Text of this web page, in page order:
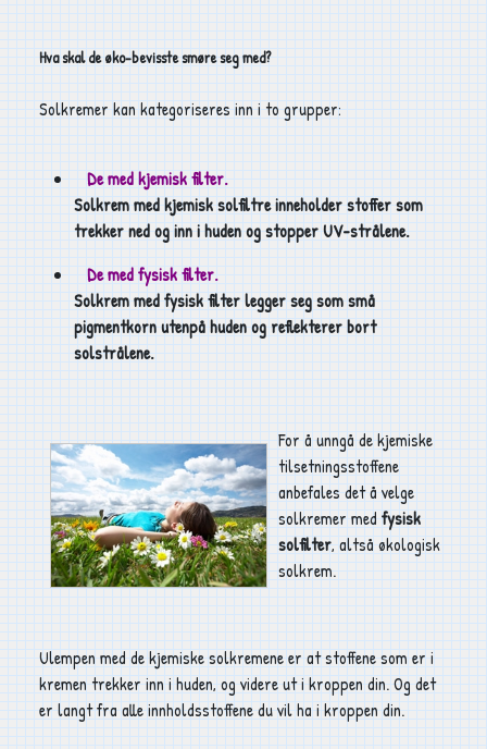
Hva skal de øko-bevisste smøre seg med?
Solkremer kan kategoriseres inn i to grupper:
De med kjemisk filter.
Solkrem med kjemisk solfiltre inneholder stoffer som
trekker ned og inn i huden og stopper UV-strålene.
De med fysisk filter.
Solkrem med fysisk filter legger seg som små
pigmentkorn utenpå huden og reflekterer bort
solstrålene.
For å unngå de kjemiske
tilsetningsstoffene
anbefales det å velge
solkremer medfysisk
solfilter, altså økologisk
solkrem.
Ulempen med de kjemiske solkremene er at stoffene som er i
kremen trekker inn i huden, og videre ut i kroppen din. Og det
er langt fra alle innholdsstoffene du vil ha i kroppen din.